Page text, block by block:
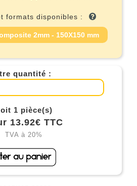
formats disponibles :
2mm - 150X150 mm
quantité :
1 pièce(s)
13.92€ TTC
TVA à 20%